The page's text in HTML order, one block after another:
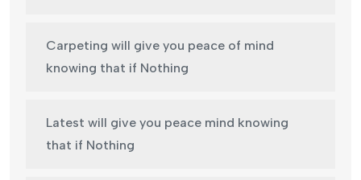
Carpeting will give you peace of mind
knowing that if Nothing
Latest will give you peace mind knowing
that if Nothing